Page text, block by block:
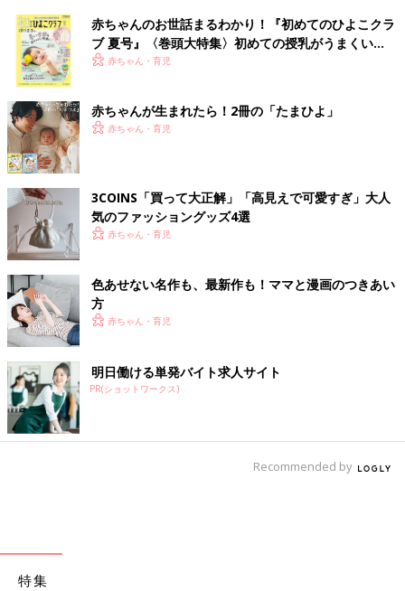
赤ちゃんのお世話まるわかり！『初めてのひよこクラ
ブ 夏号』〈巻頭大特集〉初めての授乳がうまくい
く！ おっぱい・ミルクの基本と夏のトラブル 解決テ
赤ちゃん・育児
赤ちゃんが生まれたら！2冊の「たまひよ」
赤ちゃん・育児
3COINS「買って大正解」「高見えで可愛すぎ」大人
気のファッショングッズ4選
赤ちゃん・育児
色あせない名作も、最新作も！ママと漫画のつきあい
方
赤ちゃん・育児
明日働ける単発バイト求人サイト
PR(ショットワークス)
Recommended by
特集